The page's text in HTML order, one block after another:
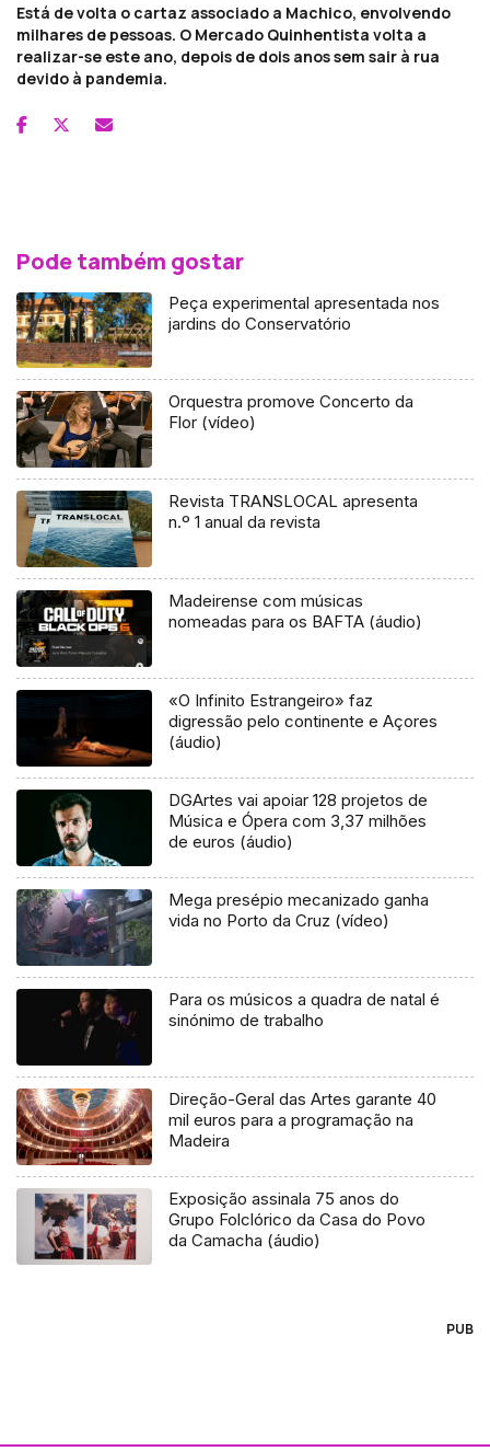
Está de volta o cartaz associado a Machico, envolvendo
milhares de pessoas. O Mercado Quinhentista volta a
realizar-se este ano, depois de dois anos sem sair à rua
devido à pandemia.
Pode também gostar
Peça experimental apresentada nos
jardins do Conservatório
Orquestra promove Concerto da
Flor (vídeo)
Revista TRANSLOCAL apresenta
n.º 1 anual da revista
Madeirense com músicas
nomeadas para os BAFTA (áudio)
«O Infinito Estrangeiro» faz
digressão pelo continente e Açores
(áudio)
DGArtes vai apoiar 128 projetos de
Música e Ópera com 3,37 milhões
de euros (áudio)
Mega presépio mecanizado ganha
vida no Porto da Cruz (vídeo)
Para os músicos a quadra de natal é
sinónimo de trabalho
Direção-Geral das Artes garante 40
mil euros para a programação na
Madeira
Exposição assinala 75 anos do
Grupo Folclórico da Casa do Povo
da Camacha (áudio)
PUB